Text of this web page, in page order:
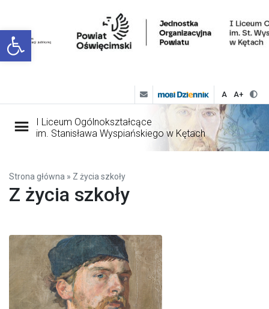
Open toolbar
A A+
I Liceum Ogólnokształcące
im. Stanisława Wyspiańskiego w Kętach
Strona główna » Z życia szkoły
Z życia szkoły